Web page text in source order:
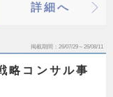
詳細へ
掲載期間 26/07/29～26/08/11
略コンサル事